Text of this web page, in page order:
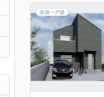
新築一戸建